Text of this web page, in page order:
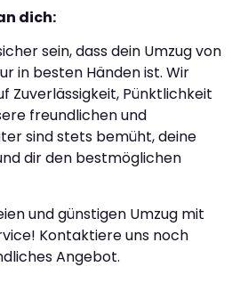
dich:
sein, dass dein Umzug von
in besten Händen ist. Wir
Zuverlässigkeit, Pünktlichkeit
freundlichen und
sind stets bemüht, deine
dir den bestmöglichen
und günstigen Umzug mit
Kontaktiere uns noch
Angebot.